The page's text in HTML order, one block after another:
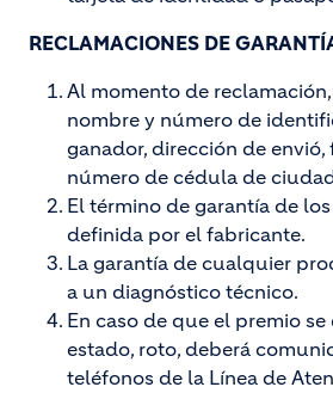
RECLAMACIONES DE
Al momento de
nombre y número de
ganador, dirección de envió,
número de cédula de
El término de garantía de
definida por el fabricante.
La garantía de cualquier
a un diagnóstico técnico.
En caso de que el premio
estado, roto, deberá
teléfonos de la Línea de